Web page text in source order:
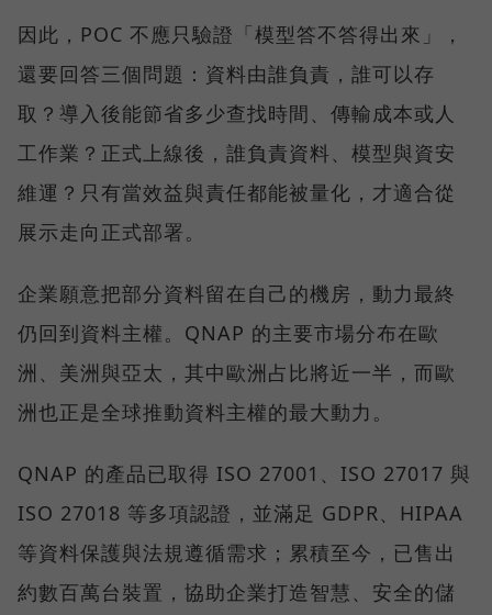
因此，POC 不應只驗證「模型答不答得出來」，
還要回答三個問題：資料由誰負責，誰可以存
取？導入後能節省多少查找時間、傳輸成本或人
工作業？正式上線後，誰負責資料、模型與資安
維運？只有當效益與責任都能被量化，才適合從
展示走向正式部署。
企業願意把部分資料留在自己的機房，動力最終
仍回到資料主權。QNAP 的主要市場分布在歐
洲、美洲與亞太，其中歐洲占比將近一半，而歐
洲也正是全球推動資料主權的最大動力。
QNAP 的產品已取得 ISO 27001、ISO 27017 與
ISO 27018 等多項認證，並滿足 GDPR、HIPAA
等資料保護與法規遵循需求；累積至今，已售出
約數百萬台裝置，協助企業打造智慧、安全的儲